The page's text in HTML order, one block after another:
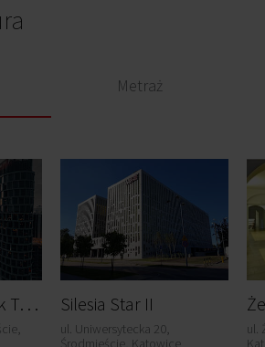
Metraż
G
lobal Office Park Tower A2 Silesia Star II
ul. Uniwersytecka 20,
Środmieście, Katowice
ul.